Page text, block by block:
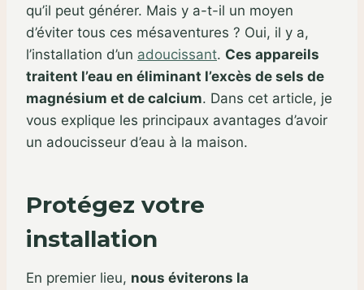
qu’il peut générer. Mais y a-t-il un moyen
d’éviter tous ces mésaventures ? Oui, il y a,
l’installation d’un adoucissant. Ces appareils
traitent l’eau en éliminant l’excès de sels de
magnésium et de calcium. Dans cet article, je
vous explique les principaux avantages d’avoir
un adoucisseur d’eau à la maison.
Protégez votre
installation
En premier lieu, nous éviterons la